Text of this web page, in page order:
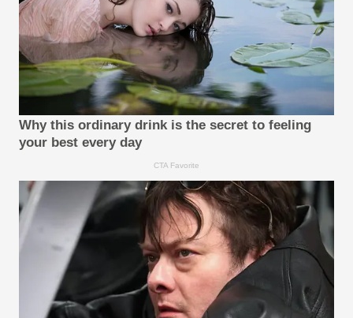
Why this ordinary drink is the secret to feeling
your best every day
CTA Favorite